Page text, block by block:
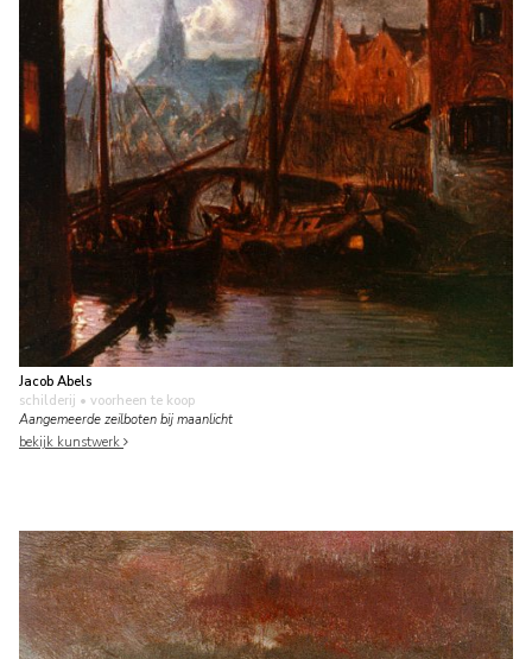
Jacob Abels
schilderij • voorheen te koop
Aangemeerde zeilboten bij maanlicht
bekijk kunstwerk